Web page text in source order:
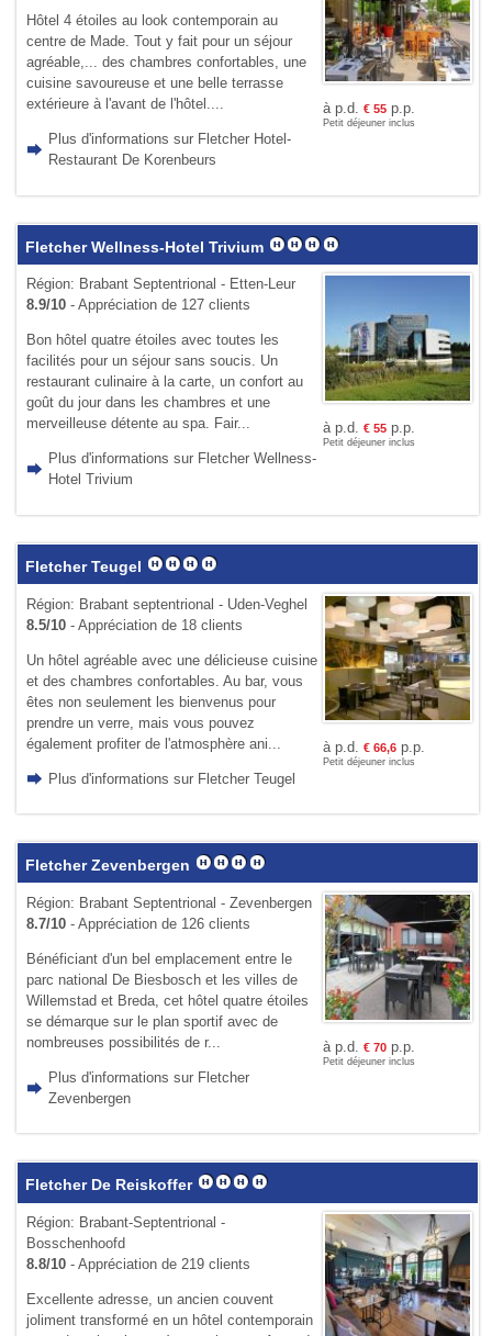
Hôtel 4 étoiles au look contemporain au
centre de Made. Tout y fait pour un séjour
agréable,... des chambres confortables, une
cuisine savoureuse et une belle terrasse
extérieure à l'avant de l'hôtel....
Plus d'informations sur Fletcher Hotel-
Restaurant De Korenbeurs
à p.d. € 55p.p.
Petit déjeuner inclus
Fletcher Wellness-Hotel Trivium
Région: Brabant Septentrional - Etten-Leur
8.9/10- Appréciation de 127 clients
Bon hôtel quatre étoiles avec toutes les
facilités pour un séjour sans soucis. Un
restaurant culinaire à la carte, un confort au
goût du jour dans les chambres et une
merveilleuse détente au spa. Fair...
Plus d'informations sur Fletcher Wellness-
Hotel Trivium
à p.d. € 55p.p.
Petit déjeuner inclus
Fletcher Teugel
Région: Brabant septentrional - Uden-Veghel
8.5/10- Appréciation de 18 clients
Un hôtel agréable avec une délicieuse cuisine
et des chambres confortables. Au bar, vous
êtes non seulement les bienvenus pour
prendre un verre, mais vous pouvez
également profiter de l'atmosphère ani...
Plus d'informations sur Fletcher Teugel
à p.d. € 66,6p.p.
Petit déjeuner inclus
Fletcher Zevenbergen
Région: Brabant Septentrional - Zevenbergen
8.7/10- Appréciation de 126 clients
Bénéficiant d'un bel emplacement entre le
parc national De Biesbosch et les villes de
Willemstad et Breda, cet hôtel quatre étoiles
se démarque sur le plan sportif avec de
nombreuses possibilités de r...
Plus d'informations sur Fletcher
Zevenbergen
à p.d. € 70p.p.
Petit déjeuner inclus
Fletcher De Reiskoffer
Région: Brabant-Septentrional -
Bosschenhoofd
8.8/10- Appréciation de 219 clients
Excellente adresse, un ancien couvent
joliment transformé en un hôtel contemporain